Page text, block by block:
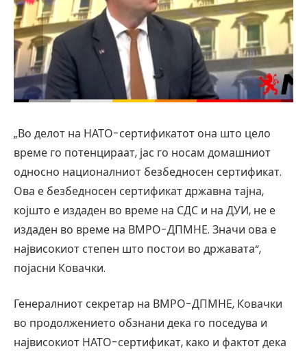
„Во делот на НАТО-сертификатот она што цело
време го потенцираат, јас го носам домашниот
односно националниот безбедносен сертификат.
Ова е безбедносен сертификат државна тајна,
којшто е издаден во време на СДС и на ДУИ, не е
издаден во време на ВМРО-ДПМНЕ. Значи ова е
највисокиот степен што постои во државата“,
појасни Ковачки.
Генералниот секретар на ВМРО-ДПМНЕ, Ковачки
во продолжението обзнани дека го поседува и
највисокиот НАТО-сертификат, како и фактот дека